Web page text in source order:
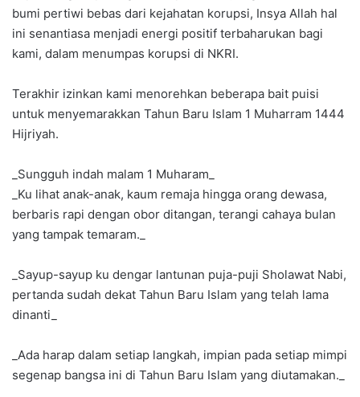
bumi pertiwi bebas dari kejahatan korupsi, Insya Allah hal
ini senantiasa menjadi energi positif terbaharukan bagi
kami, dalam menumpas korupsi di NKRI.
Terakhir izinkan kami menorehkan beberapa bait puisi
untuk menyemarakkan Tahun Baru Islam 1 Muharram 1444
Hijriyah.
_Sungguh indah malam 1 Muharam_
_Ku lihat anak-anak, kaum remaja hingga orang dewasa,
berbaris rapi dengan obor ditangan, terangi cahaya bulan
yang tampak temaram._
_Sayup-sayup ku dengar lantunan puja-puji Sholawat Nabi,
pertanda sudah dekat Tahun Baru Islam yang telah lama
dinanti_
_Ada harap dalam setiap langkah, impian pada setiap mimpi
segenap bangsa ini di Tahun Baru Islam yang diutamakan._